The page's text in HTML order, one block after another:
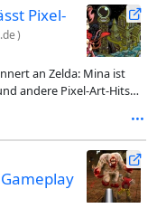
Pixel-
)
an Zelda: Mina ist
andere Pixel-Art-Hits